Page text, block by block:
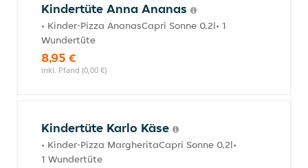
Kindertüte Anna Ananas
• Kinder-Pizza AnanasCapri Sonne 0,2l• 1
Wundertüte
8,95 €
inkl. Pfand (0,00 €)
Kindertüte Karlo Käse
• Kinder-Pizza MargheritaCapri Sonne 0,2l•
1 Wundertüte